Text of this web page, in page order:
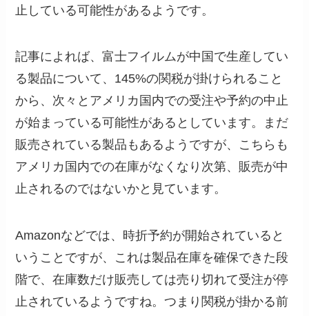
止している可能性があるようです。
記事によれば、富士フイルムが中国で生産してい
る製品について、145%の関税が掛けられること
から、次々とアメリカ国内での受注や予約の中止
が始まっている可能性があるとしています。まだ
販売されている製品もあるようですが、こちらも
アメリカ国内での在庫がなくなり次第、販売が中
止されるのではないかと見ています。
Amazonなどでは、時折予約が開始されていると
いうことですが、これは製品在庫を確保できた段
階で、在庫数だけ販売しては売り切れて受注が停
止されているようですね。つまり関税が掛かる前